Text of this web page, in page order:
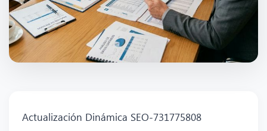
Actualización Dinámica SEO-731775808